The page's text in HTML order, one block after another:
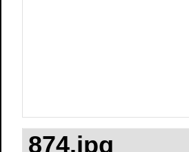
874.jpg